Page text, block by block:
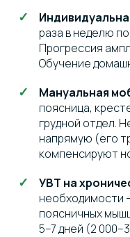
раза в неделю
Прогрессия
Обучение
Мануальная
поясница,
грудной отдел.
напрямую (его
компенсируют
УВТ на
необходимости
поясничных
5–7 дней (2